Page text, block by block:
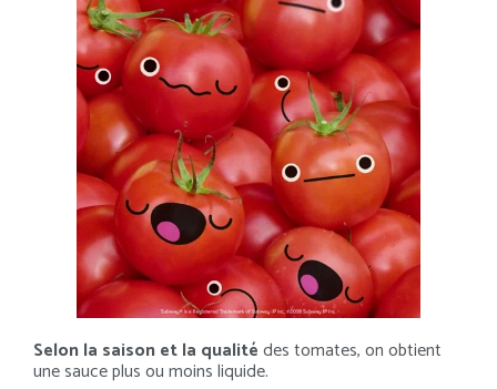
Selon la saison et la qualitédes tomates, on obtient
une sauce plus ou moins liquide.